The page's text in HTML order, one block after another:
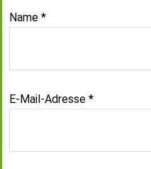
Name *
E-Mail-Adresse *